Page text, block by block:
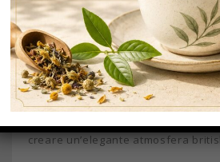
Rappresenta un’ottima idea per
invitante da condividere con amici
alternativa originale all’aperitivo o
soprattutto quando non si pranza.
creare un’elegante atmosfera